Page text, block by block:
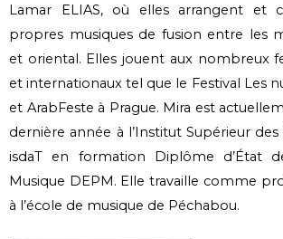
Lamar ELIAS, où elles arrangent et
propres musiques de fusion entre les
et oriental. Elles jouent aux nombreux
et internationaux tel que le Festival Les
et ArabFeste à Prague. Mira est
dernière année à l’Institut Supérieur
isdaT en formation Diplôme d’État
Musique DEPM. Elle travaille comme
à l’école de musique de Péchabou.